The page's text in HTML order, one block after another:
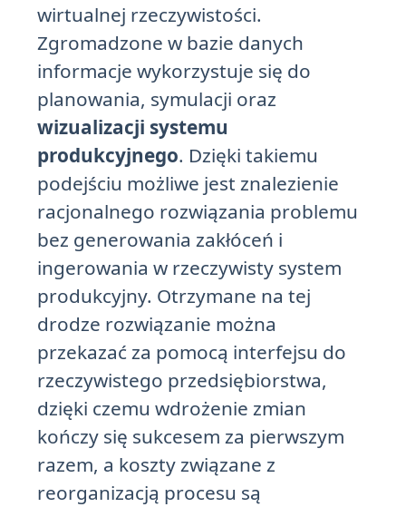
wirtualnej rzeczywistości.
Zgromadzone w bazie danych
informacje wykorzystuje się do
planowania, symulacji oraz
wizualizacji systemu
produkcyjnego. Dzięki takiemu
podejściu możliwe jest znalezienie
racjonalnego rozwiązania problemu
bez generowania zakłóceń i
ingerowania w rzeczywisty system
produkcyjny. Otrzymane na tej
drodze rozwiązanie można
przekazać za pomocą interfejsu do
rzeczywistego przedsiębiorstwa,
dzięki czemu wdrożenie zmian
kończy się sukcesem za pierwszym
razem, a koszty związane z
reorganizacją procesu są